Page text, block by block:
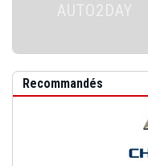
AUTO2DAY
Recommandés